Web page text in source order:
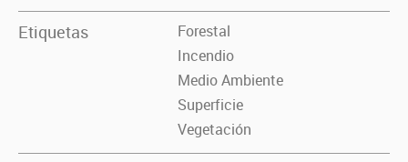
Etiquetas
Forestal
Incendio
Medio Ambiente
Superficie
Vegetación